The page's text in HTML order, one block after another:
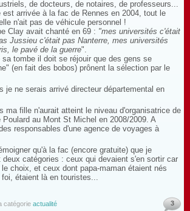
de docteurs, de notaires, de professeurs...
est arrivée à la fac de Rennes en 2004, tout le
n'ait pas de véhicule personnel !
Clay avait chanté en 69 : "mes universités c'était
Jussieu c'était pas Nanterre, mes universités
le pavé de la guerre".
tombe il doit se réjouir que des gens se
(en fait des bobos) prônent la sélection par le
je ne serais arrivé directeur départemental en
ma fille n'aurait atteint le niveau d'organisatrice de
au Mont St Michel en 2008/2009. A
responsables d'une agence de voyages à
qu'à la fac (encore gratuite) que je
catégories : ceux qui devaient s'en sortir car
choix, et ceux dont papa-maman étaient nés
étaient là en touristes...
catégorie actualité 3